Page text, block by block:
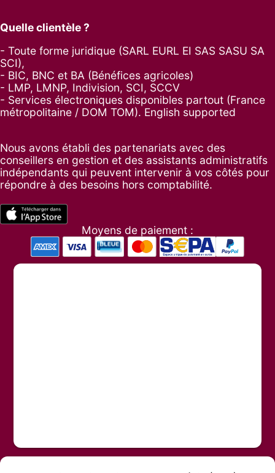
Quelle clientèle ?
- Toute forme juridique (SARL EURL EI SAS SASU SA
SCI),
- BIC, BNC et BA (Bénéfices agricoles)
- LMP, LMNP, Indivision, SCI, SCCV
- Services électroniques disponibles partout (France
métropolitaine / DOM TOM). English supported
Nous avons établi des partenariats avec des
conseillers en gestion et des assistants administratifs
indépendants qui peuvent intervenir à vos côtés pour
répondre à des besoins hors comptabilité.
Moyens de paiement :